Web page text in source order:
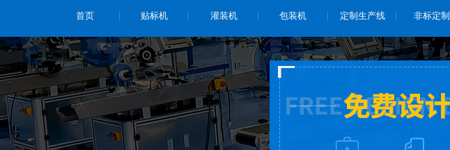
首页 贴标机 灌装机 包装机 定制生产线 非标定制